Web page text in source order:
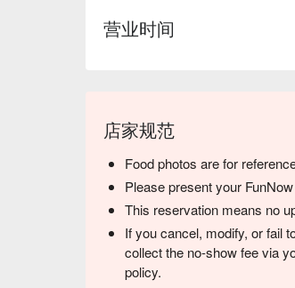
营业时间
店家规范
Food photos are for
Please present your
This reservation means no
If you cancel, modify, or fail
collect the no-show fee via
policy.